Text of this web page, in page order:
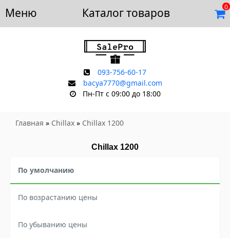
Меню Каталог товаров 0
Доставка и оплата Отзывы Скидки Контакты
093-756-60-17
bacya7770@gmail.com
Пн-Пт с 09:00 до 18:00
Главная » Chillax » Chillax 1200
Chillax 1200
По умолчанию
По возрастанию цены
По убыванию цены